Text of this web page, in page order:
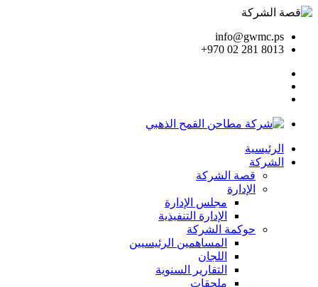
info@gwmc.ps
+970 02 281 8013
الرئيسية
الشركة
قصة الشركة
الإدارة
مجلس الإدارة
الإدارة التنفيذية
حوكمة الشركة
المساهمين الرئيسيين
اللجان
التقارير السنوية
ملحقات